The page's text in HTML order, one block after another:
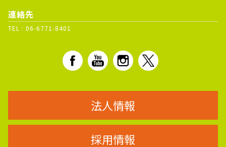
連絡先
TEL : 06-6771-8401
法人情報
採用情報